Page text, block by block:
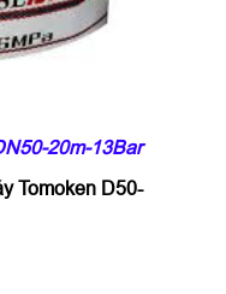
20m-13Bar
Tomoken D50-